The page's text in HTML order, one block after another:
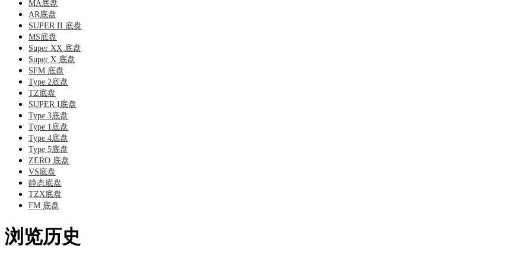
MA底盘
AR底盘
SUPER II 底盘
MS底盘
Super XX 底盘
Super X 底盘
SFM 底盘
Type 2底盘
TZ底盘
SUPER I底盘
Type 3底盘
Type 1底盘
Type 4底盘
Type 5底盘
ZERO 底盘
VS底盘
静态底盘
TZX底盘
FM 底盘
浏览历史